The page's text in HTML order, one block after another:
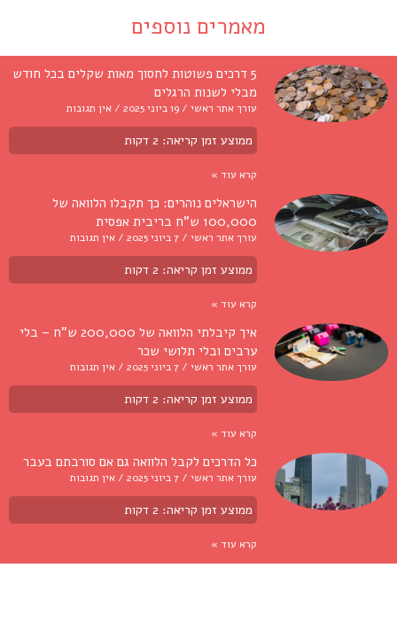
מאמרים נוספים
5 דרכים פשוטות לחסוך מאות שקלים בכל חודש
מבלי לשנות הרגלים
עורך אתר ראשי 19 ביוני 2025 אין תגובות
ממוצע זמן קריאה: 2 דקות
קרא עוד »
הישראלים נוהרים: כך תקבלו הלוואה של
100,000 ש"ח בריבית אפסית
עורך אתר ראשי 7 ביוני 2025 אין תגובות
ממוצע זמן קריאה: 2 דקות
קרא עוד »
איך קיבלתי הלוואה של 200,000 ש"ח – בלי
ערבים ובלי תלושי שכר
עורך אתר ראשי 7 ביוני 2025 אין תגובות
ממוצע זמן קריאה: 2 דקות
קרא עוד »
כל הדרכים לקבל הלוואה גם אם סורבתם בעבר
עורך אתר ראשי 7 ביוני 2025 אין תגובות
ממוצע זמן קריאה: 2 דקות
קרא עוד »